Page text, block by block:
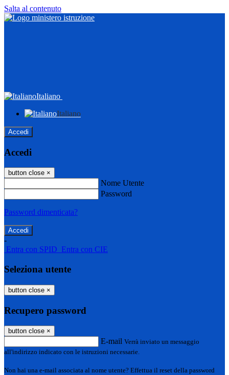
Salta al contenuto
Italiano
Italiano
Accedi
Accedi
button close ×
Nome Utente
Password
Password dimenticata?
-
Entra con SPID Entra con CIE
Seleziona utente
button close ×
Recupero password
button close ×
E-mail Verrà inviato un messaggio
all'indirizzo indicato con le istruzioni necessarie.
Non hai una e-mail associata al nome utente? Effettua il reset della password